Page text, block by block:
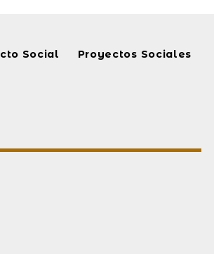
Social Proyectos Sociales